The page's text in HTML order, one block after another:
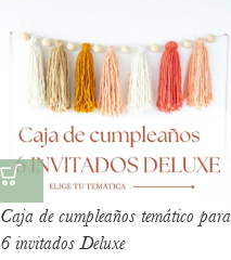
Caja de cumpleaños temático para
6 invitados Deluxe